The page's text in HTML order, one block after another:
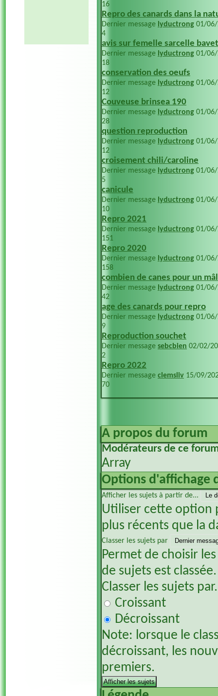
16
Repro des canards dans la
Dernier message lyductrong 01/
4
avis sur femelle sarcelle
Dernier message lyductrong 01/
18
conservation des oeufs
Dernier message lyductrong 01/
12
Couveuse brinsea 190
Dernier message lyductrong 01/
28
question reproduction
Dernier message lyductrong 01/
12
croisement chili/caroline
Dernier message lyductrong 01/
5
canicule
Dernier message lyductrong 01/
10
Repro 2021
Dernier message lyductrong 01/
151
Repro 2020
Dernier message lyductrong 01/
158
combien de canes pour un
Dernier message lyductrong 01/
42
age des canards pour repro
Dernier message lyductrong 01/
9
Reproduction souchet
Dernier message sebcbien 02/02/
2
Repro 2022
Dernier message clemsliv 15/09/
70
A propos du forum
Modérateurs de ce
Array
Options d'affichage
Afficher les sujets à partir de...
Utiliser cette option
plus récents que la
Classer les sujets par
Permet de choisir
de sujets est classée.
Classer les sujets
Croissant
Décroissant
Note: lorsque le
décroissant, les
premiers.